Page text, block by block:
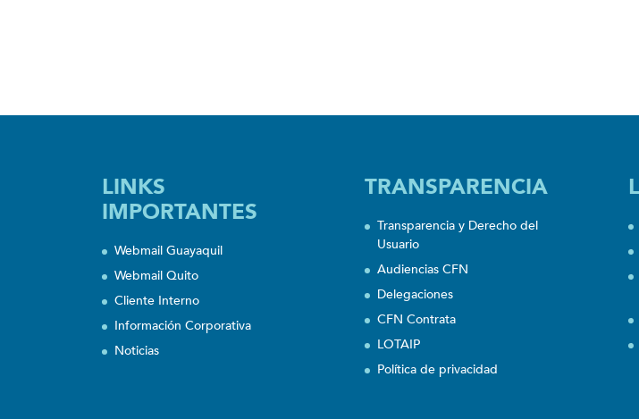
LINKS
IMPORTANTES
Webmail Guayaquil
Webmail Quito
Cliente Interno
Información Corporativa
Noticias
TRANSPARENCIA
Transparencia y Derecho del
Usuario
Audiencias CFN
Delegaciones
CFN Contrata
LOTAIP
Política de privacidad